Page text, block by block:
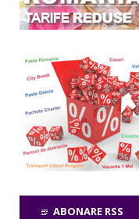
ABONARE RSS